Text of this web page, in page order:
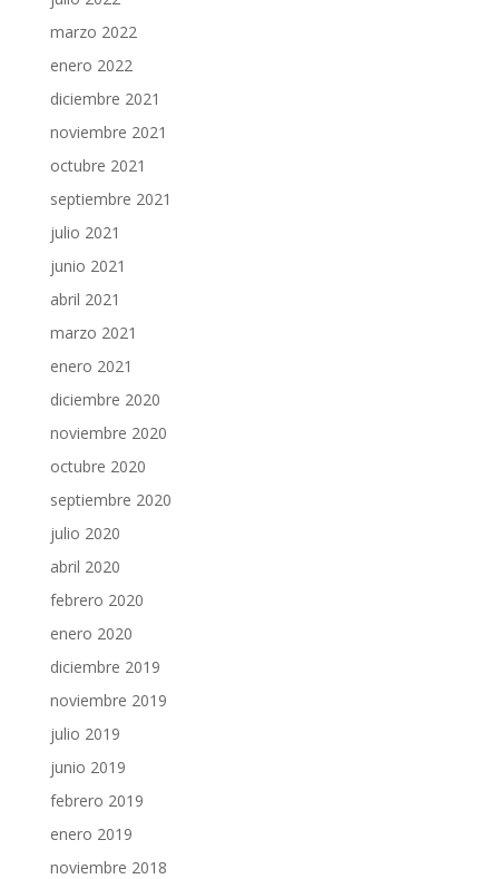
marzo 2022
enero 2022
diciembre 2021
noviembre 2021
octubre 2021
septiembre 2021
julio 2021
junio 2021
abril 2021
marzo 2021
enero 2021
diciembre 2020
noviembre 2020
octubre 2020
septiembre 2020
julio 2020
abril 2020
febrero 2020
enero 2020
diciembre 2019
noviembre 2019
julio 2019
junio 2019
febrero 2019
enero 2019
noviembre 2018